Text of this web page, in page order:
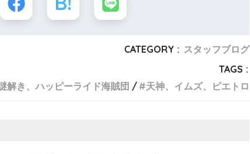
CATEGORY : スタッフブログ
TAGS :
解き、ハッピーライド海賊団
天神、イムズ、ピエトロ